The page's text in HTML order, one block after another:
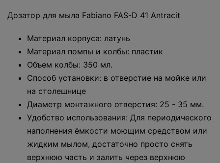
Дозатор для мыла Fabiano FAS-D 41 Antracit
Материал корпуса: латунь
Материал помпы и колбы: пластик
Объем колбы: 350 мл.
Способ установки: в отверстие на мойке или
на столешнице
Диаметр монтажного отверстия: 25 - 35 мм.
Удобство использования: Для периодического
наполнения ёмкости моющим средством или
жидким мылом, достаточно просто снять
верхнюю часть и залить через верхнюю